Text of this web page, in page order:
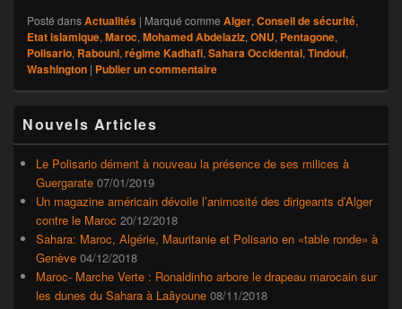
Posté dansActualités | Marqué comme Alger,Conseil de sécurité,
Etat islamique,Maroc,Mohamed Abdelaziz,ONU, Pentagone,
Polisario, Rabouni,régime Kadhafi,Sahara Occidental,Tindouf,
Washington | Publier un commentaire
principale
de
widget
barre
latérale
Nouvels Articles
Le Polisario dément à nouveau la présence de ses milices à
Guergarate 07/01/2019
Un magazine américain dévoile l’animosité des dirigeants d’Alger
contre le Maroc 20/12/2018
Sahara: Maroc, Algérie, Mauritanie et Polisario en «table ronde» à
Genève 04/12/2018
Maroc- Marche Verte : Ronaldinho arbore le drapeau marocain sur
les dunes du Sahara à Laâyoune 08/11/2018